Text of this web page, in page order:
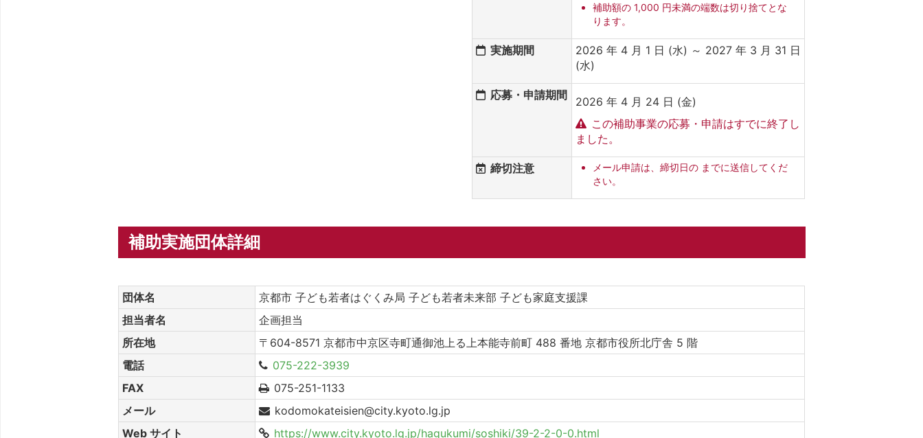
補助額の 1,000 円未満の端数は切り捨てとな
ります。
実施期間
2026 年 4 月 1 日 (水) ～ 2027 年 3 月 31 日
(水)
応募・申請期間
2026 年 4 月 24 日 (金)
この補助事業の応募・申請はすでに終了し
ました。
締切注意
メール申請は、締切日の までに送信してくだ
さい。
補助実施団体詳細
団体名
京都市 子ども若者はぐくみ局 子ども若者未来部 子ども家庭支援課
担当者名
企画担当
所在地
〒604-8571 京都市中京区寺町通御池上る上本能寺前町 488 番地 京都市役所北庁舎 5 階
電話
075-222-3939
FAX
075-251-1133
メール
kodomokateisien@city.kyoto.lg.jp
Web サイト
https://www.city.kyoto.lg.jp/hagukumi/soshiki/39-2-2-0-0.html